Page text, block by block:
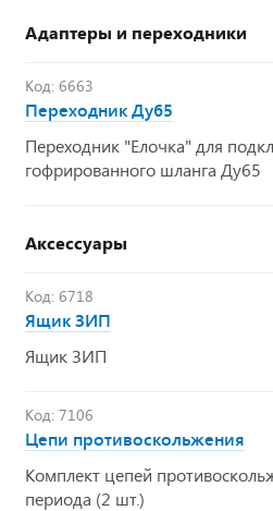
Адаптеры и переходники
Код: 6663
Переходник Ду65
Переходник "Елочка" для
гофрированного шланга Ду65
Аксессуары
Код: 6718
Ящик ЗИП
Ящик ЗИП
Код: 7106
Цепи противоскольжения
Комплект цепей
периода (2 шт.)